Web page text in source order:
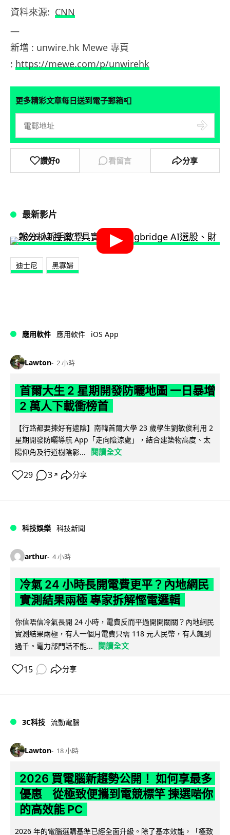
資料來源: CNN
—
新增 : unwire.hk Mewe 專頁
: https://mewe.com/p/unwirehk
更多精彩文章每日送到電子郵箱📮
讚好0 看留言 分享
最新影片
迪士尼 黑寡婦
應用軟件 應用軟件 iOS App
Lawton 2 小時
首爾大生 2 星期開發防曬地圖 一日暴增
2 萬人下載衝榜首
【行路都要揀好有遮陰】南韓首爾大學 23 歲學生劉敏俊利用 2
星期開發防曬導航 App「走向陰涼處」，結合建築物高度、太
陽仰角及行道樹陰影...
閱讀全文
29 3 ↗ 分享
科技娛樂 科技新聞
arthur 4 小時
冷氣 24 小時長開電費更平？內地網民
實測結果兩極 專家拆解慳電邏輯
你信唔信冷氣長開 24 小時，電費反而平過開開關關？內地網民
實測結果兩極，有人一個月電費只需 118 元人民幣，有人飆到
過千。電力部門話不能...
閱讀全文
15 分享
3C科技 流動電腦
Lawton 18 小時
2026 買電腦新趨勢公開！ 如何享最多
優惠 從極致便攜到電競標竿 揀選啱你
的高效能 PC
2026 年的電腦選購基準已經全面升級。除了基本效能，「極致